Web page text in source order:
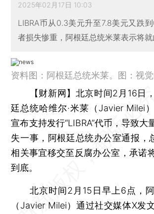
2025年02月17日 10:03
LIBRA币从0.3美元升至7.8美元又跌
者损失惨重，阿根廷总统米莱表示将
资料图：阿根廷总统米莱。图：视
【财新网】 北京时间2月16日
廷总统哈维尔·米莱（Javier Milei
宣布支持发行“LIBRA”代币，导致大
失一事，阿根廷总统办公室通报，
相关事宜移交至反腐办公室，承诺
到底。
北京时间2月15日早上6点，阿
（Javier Milei）通过社交媒体X发